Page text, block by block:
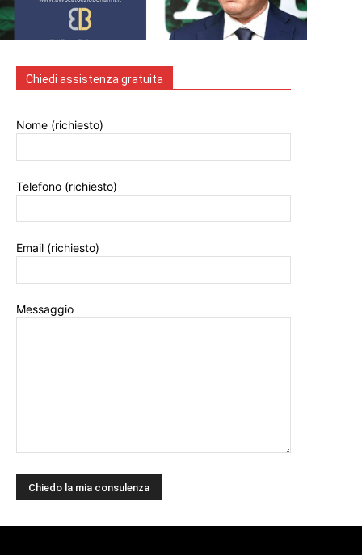
Chiedi assistenza gratuita
Nome (richiesto)
Telefono (richiesto)
Email (richiesto)
Messaggio